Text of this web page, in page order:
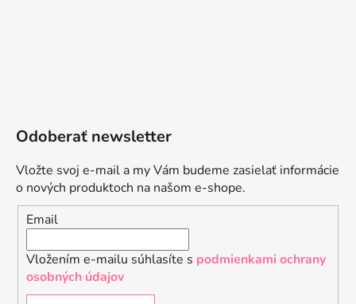
Odoberať newsletter
Vložte svoj e-mail a my Vám budeme zasielať informácie
o nových produktoch na našom e-shope.
Email
Vložením e-mailu súhlasíte s podmienkami ochrany
osobných údajov